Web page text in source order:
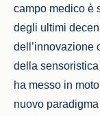
campo medico è
degli ultimi
dell’innovazione
della
ha messo in
nuovo